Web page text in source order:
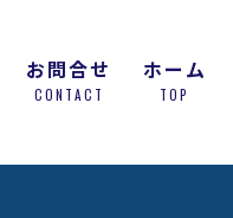
お問合せ
CONTACT
ホーム
TOP